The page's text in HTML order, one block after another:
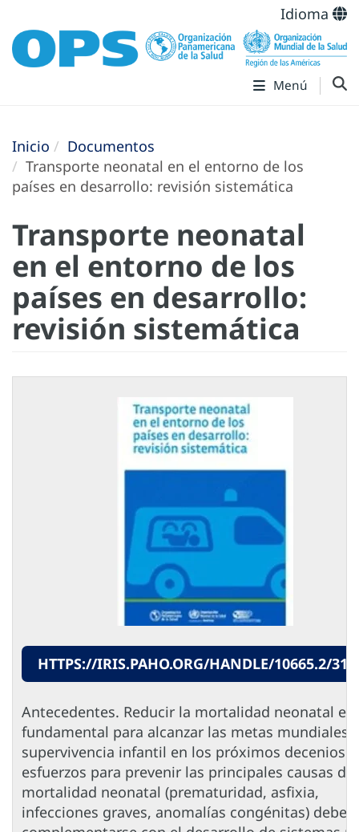
Idioma
Menú
Inicio
Documentos
Transporte neonatal en el entorno de los
países en desarrollo: revisión sistemática
Transporte neonatal
en el entorno de los
países en desarrollo:
revisión sistemática
HTTPS://IRIS.PAHO.ORG/HANDLE/10665.2/
Antecedentes. Reducir la mortalidad neonatal es
fundamental para alcanzar las metas mundiales
supervivencia infantil en los próximos decenios.
esfuerzos para prevenir las principales causas de
mortalidad neonatal (prematuridad, asfixia,
infecciones graves, anomalías congénitas) deben